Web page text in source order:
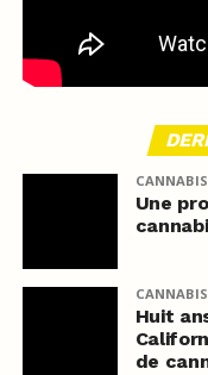
Une
Huit
de